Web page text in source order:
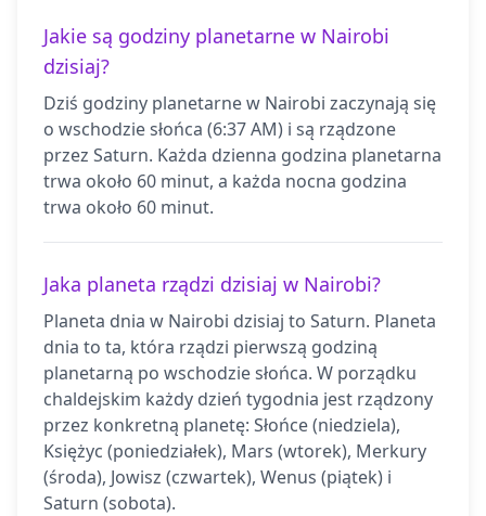
Jakie są godziny planetarne w Nairobi
dzisiaj?
Dziś godziny planetarne w Nairobi zaczynają się
o wschodzie słońca (6:37 AM) i są rządzone
przez Saturn. Każda dzienna godzina planetarna
trwa około 60 minut, a każda nocna godzina
trwa około 60 minut.
Jaka planeta rządzi dzisiaj w Nairobi?
Planeta dnia w Nairobi dzisiaj to Saturn. Planeta
dnia to ta, która rządzi pierwszą godziną
planetarną po wschodzie słońca. W porządku
chaldejskim każdy dzień tygodnia jest rządzony
przez konkretną planetę: Słońce (niedziela),
Księżyc (poniedziałek), Mars (wtorek), Merkury
(środa), Jowisz (czwartek), Wenus (piątek) i
Saturn (sobota).